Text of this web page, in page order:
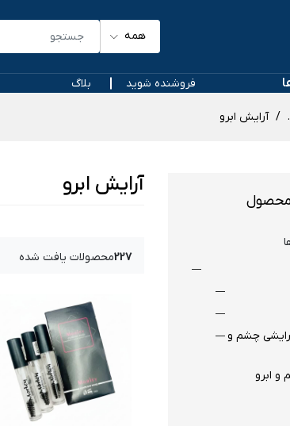
همه
فروشنده شوید بلاگ
آرایش ابرو
چشم و
و ابرو
آرایش ابرو
227محصولات یافت شده